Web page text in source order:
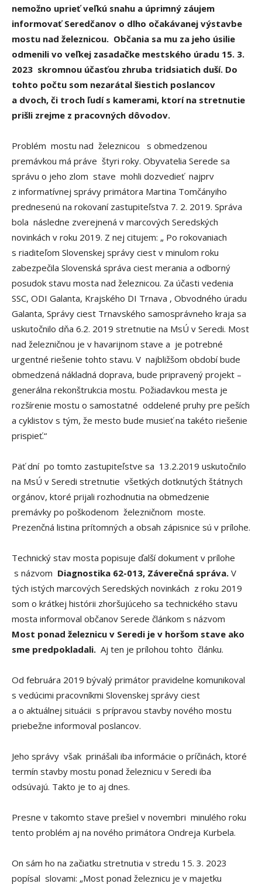
nemožno uprieť veľkú snahu a úprimný záujem
informovať Seredčanov o dlho očakávanej výstavbe
mostu nad železnicou. Občania sa mu za jeho úsilie
odmenili vo veľkej zasadačke mestského úradu 15. 3.
2023 skromnou účasťou zhruba tridsiatich duší. Do
tohto počtu som nezarátal šiestich poslancov
a dvoch, či troch ľudí s kamerami, ktorí na stretnutie
prišli zrejme z pracovných dôvodov.
Problém mostu nad železnicou s obmedzenou
premávkou má práve štyri roky. Obyvatelia Serede sa
správu o jeho zlom stave mohli dozvedieť najprv
z informatívnej správy primátora Martina Tomčányiho
prednesenú na rokovaní zastupiteľstva 7. 2. 2019. Správa
bola následne zverejnená v marcových Seredských
novinkách v roku 2019. Z nej citujem: „ Po rokovaniach
s riaditeľom Slovenskej správy ciest v minulom roku
zabezpečila Slovenská správa ciest merania a odborný
posudok stavu mosta nad železnicou. Za účasti vedenia
SSC, ODI Galanta, Krajského DI Trnava , Obvodného úradu
Galanta, Správy ciest Trnavského samosprávneho kraja sa
uskutočnilo dňa 6.2. 2019 stretnutie na MsÚ v Seredi. Most
nad železničnou je v havarijnom stave a je potrebné
urgentné riešenie tohto stavu. V najbližšom období bude
obmedzená nákladná doprava, bude pripravený projekt –
generálna rekonštrukcia mostu. Požiadavkou mesta je
rozšírenie mostu o samostatné oddelené pruhy pre peších
a cyklistov s tým, že mesto bude musieť na takéto riešenie
prispieť.“
Päť dní po tomto zastupiteľstve sa 13.2.2019 uskutočnilo
na MsÚ v Seredi stretnutie všetkých dotknutých štátnych
orgánov, ktoré prijali rozhodnutia na obmedzenie
premávky po poškodenom železničnom moste.
Prezenčná listina prítomných a obsah zápisnice sú v prílohe.
Technický stav mosta popisuje ďalší dokument v prílohe
s názvom Diagnostika 62-013, Záverečná správa. V
tých istých marcových Seredských novinkách z roku 2019
som o krátkej histórii zhoršujúceho sa technického stavu
mosta informoval občanov Serede článkom s názvom
Most ponad železnicu v Seredi je v horšom stave ako
sme predpokladali. Aj ten je prílohou tohto článku.
Od februára 2019 bývalý primátor pravidelne komunikoval
s vedúcimi pracovníkmi Slovenskej správy ciest
a o aktuálnej situácii s prípravou stavby nového mostu
priebežne informoval poslancov.
Jeho správy však prinášali iba informácie o príčinách, ktoré
termín stavby mostu ponad železnicu v Seredi iba
odsúvajú. Takto je to aj dnes.
Presne v takomto stave prešiel v novembri minulého roku
tento problém aj na nového primátora Ondreja Kurbela.
On sám ho na začiatku stretnutia v stredu 15. 3. 2023
popísal slovami: „Most ponad železnicu je v majetku